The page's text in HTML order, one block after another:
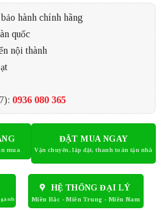
hành chính hãng
quốc
nội thành
0936 080 365
ĐẶT MUA NGAY
HỆ THỐNG ĐẠI LÝ